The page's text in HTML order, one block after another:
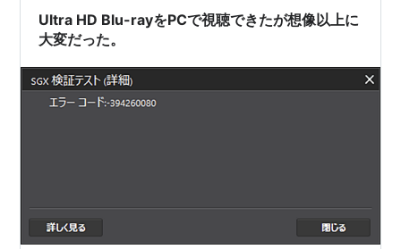
Ultra HD Blu-rayをPCで視聴できたが想像以上に
大変だった。